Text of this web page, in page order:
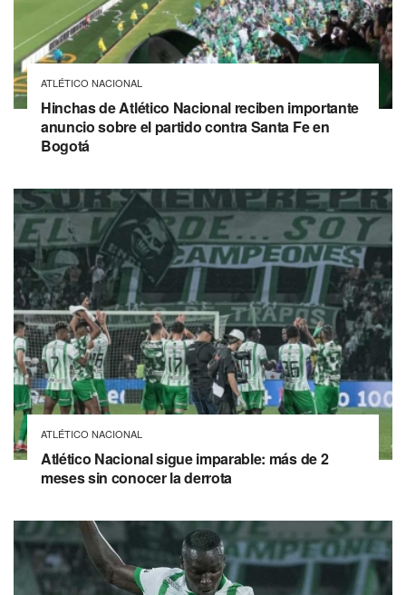
ATLÉTICO NACIONAL
Hinchas de Atlético Nacional reciben importante
anuncio sobre el partido contra Santa Fe en
Bogotá
ATLÉTICO NACIONAL
Atlético Nacional sigue imparable: más de 2
meses sin conocer la derrota